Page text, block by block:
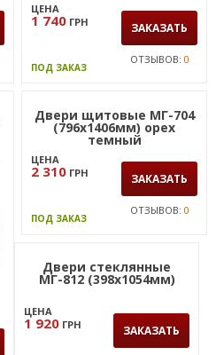
ЦЕНА
1 740 ГРН ЗАКАЗАТЬ
ПОД ЗАКАЗ
ОТЗЫВОВ: 0
Двери щитовые МГ-704
ЦЕНА
ЗАКАЗАТЬ